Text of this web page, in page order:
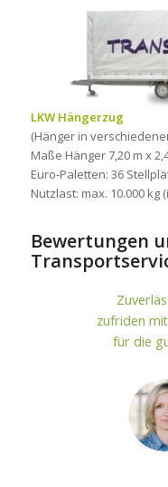
LKW Hängerzug
(Hänger in
Maße Hänger 7,20 m x
Euro-Paletten: 36
Nutzlast: max. 10.000 kg
Bewertungen
zufriden
für die